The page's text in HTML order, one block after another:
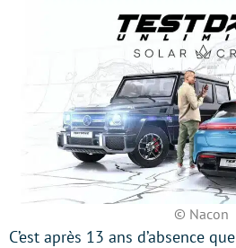
© Nacon
C’est après 13 ans d’absence